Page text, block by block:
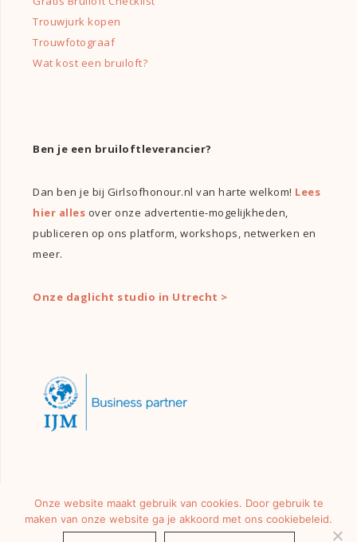
Trouwjurk kopen
Trouwfotograaf
Wat kost een bruiloft?
Ben je een bruiloftleverancier?
Dan ben je bij Girlsofhonour.nl van harte welkom! Lees
hier alles over onze advertentie-mogelijkheden,
publiceren op ons platform, workshops, netwerken en
meer.
Onze daglicht studio in Utrecht >
Onze website maakt gebruik van cookies. Door gebruik te
maken van onze website ga je akkoord met ons cookiebeleid.